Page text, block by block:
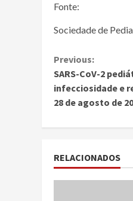
Fonte:
Sociedade de
Continue
Reading
Previous:
SARS-CoV-2
infecciosidade e
28 de agosto de
RELACIONADOS